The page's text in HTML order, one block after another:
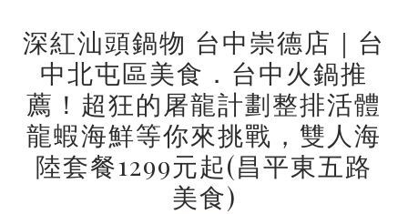
深紅汕頭鍋物 台中崇德店｜台
中北屯區美食．台中火鍋推
薦！超狂的屠龍計劃整排活體
龍蝦海鮮等你來挑戰，雙人海
陸套餐1299元起(昌平東五路
美食)